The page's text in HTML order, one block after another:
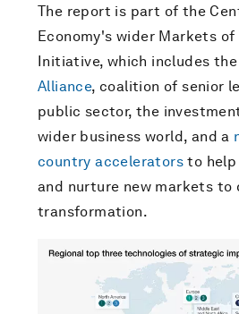
The report is part of the
Economy's wider Markets of
Initiative, which includes the
Alliance, coalition of senior
public sector, the
wider business world, and a
country accelerators to
and nurture new markets to
transformation.